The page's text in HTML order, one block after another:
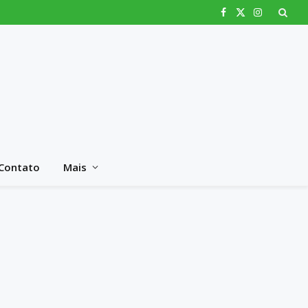
Facebook
X
Instagram
Mais